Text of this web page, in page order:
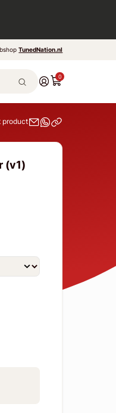
TunedNation.nl
0
product
(v1)